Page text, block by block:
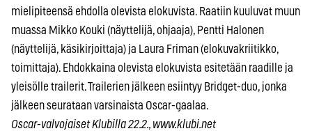
mielipiteensä ehdolla olevista elokuvista. Raatiin kuuluvat muun
muassa Mikko Kouki (näyttelijä, ohjaaja), Pentti Halonen
(näyttelijä, käsikirjoittaja) ja Laura Friman (elokuvakriitikko,
toimittaja). Ehdokkaina olevista elokuvista esitetään raadille ja
yleisölle trailerit. Trailerien jälkeen esiintyy Bridget-duo, jonka
jälkeen seurataan varsinaista Oscar-gaalaa.
Oscar-valvojaiset Klubilla 22.2., www.klubi.net